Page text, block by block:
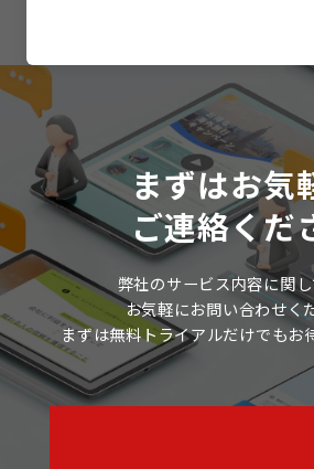
まずはお気
ご連絡くだ
弊社のサービス内容に関し
お気軽にお問い合わせく
まずは無料トライアルだけでもお